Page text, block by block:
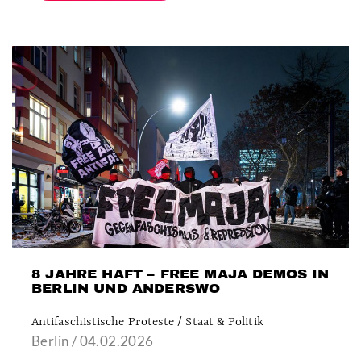
8 JAHRE HAFT – FREE MAJA DEMOS IN
BERLIN UND ANDERSWO
Antifaschistische Proteste / Staat & Politik
Berlin / 04.02.2026